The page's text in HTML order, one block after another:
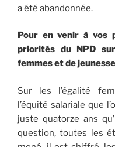
a été abandonnée.
Pour en venir à vos
priorités du NPD
femmes et de
Sur les l’égalité
l’équité salariale que
juste quatorze ans
question, toutes les